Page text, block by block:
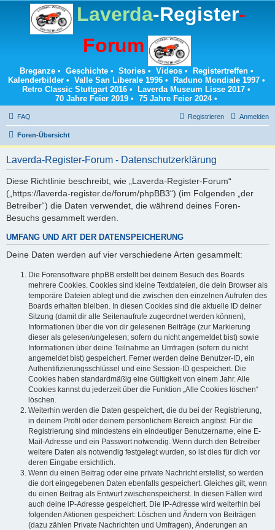
Laverda-Register-
Forum
Breganze• Geschichte• Stories• Videos• Registertreffen•
Kalenderbilder• Valle San Liberale 1996• Raduno Mondiale 1997•
Retro Classic Stuttgart 2016 • Laverda Museum Lisse 2017 •
70 Jahre Feier 2019 • 75 Jahre Feier 2024•
FAQ Anmelden
Registrieren
Foren-Übersicht
Laverda-Register-Forum - Datenschutzerklärung
Diese Richtlinie beschreibt, wie „Laverda-Register-Forum“
(„https://laverda-register.de/forum/phpBB3“) (im Folgenden „der
Betreiber“) die Daten verwendet, die während deines Foren-
Besuchs gesammelt werden.
UMFANG UND ART DER DATENSPEICHERUNG
Deine Daten werden auf vier verschiedene Arten gesammelt:
Die Forensoftware phpBB erstellt bei deinem Besuch des Boards
mehrere Cookies. Cookies sind kleine Textdateien, die dein Browser als
temporäre Dateien ablegt und die zwischen den einzelnen Aufrufen des
Boards erhalten bleiben. In diesen Cookies sind die aktuelle ID deiner
Sitzung (damit dir alle Seitenaufrufe zugeordnet werden können),
Informationen über die von dir gelesenen Beiträge (zur Markierung
dieser als gelesen/ungelesen; sofern du nicht angemeldet bist) sowie
Informationen über deine Teilnahme an Umfragen (sofern du nicht
angemeldet bist) gespeichert. Ferner werden deine Benutzer-ID, ein
Authentifizierungsschlüssel und eine Session-ID gespeichert. Die
Cookies haben standardmäßig eine Gültigkeit von einem Jahr. Alle
Cookies kannst du jederzeit über die Funktion „Alle Cookies löschen“
löschen.
Weiterhin werden die Daten gespeichert, die du bei der Registrierung,
in deinem Profil oder deinem persönlichem Bereich angibst. Für die
Registrierung sind mindestens ein eindeutiger Benutzername, eine E-
Mail-Adresse und ein Passwort notwendig. Wenn durch den Betreiber
weitere Daten als notwendig festgelegt wurden, so ist dies für dich vor
deren Eingabe ersichtlich.
Wenn du einen Beitrag oder eine private Nachricht erstellst, so werden
die dort eingegebenen Daten ebenfalls gespeichert. Gleiches gilt, wenn
du einen Beitrag als Entwurf zwischenspeicherst. In diesen Fällen wird
auch deine IP-Adresse gespeichert. Die IP-Adresse wird weiterhin bei
folgenden Aktionen gespeichert: Löschen und Ändern von Beiträgen
(dazu zählen Private Nachrichten und Umfragen), Änderungen an